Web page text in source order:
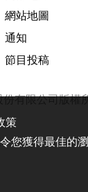
網站地圖
通知
節目投稿
有限公司版權
策
您獲得最佳的